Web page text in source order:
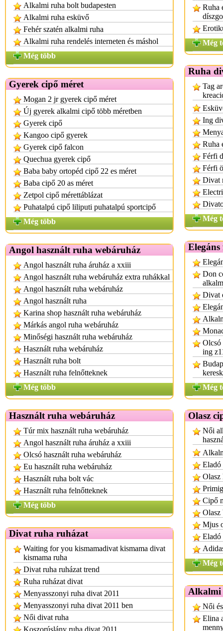
Alkalmi ruha bolt budapesten
Alkalmi ruha esküvő
Fehér szatén alkalmi ruha
Alkalmi ruha rendelés interneten és máshol
Még több
Gyerek cipő méret
Mogan 2 jr gyerek cipő méret
Új gyerek alkalmi cipő több méretben
Gyerek cipő
Kangoo cipő gyerek
Gyerek cipő falcon
Quechua gyerek cipő
Baba baby ortopéd cipő 22 es méret
Baba cipő 20 as méret
Zetpol cipő mérettáblázat
Puhatalpú cipő liliputi puhatalpú sportcipő
Még több
Angol használt ruha webáruház
Angol használt ruha áruház a xxiii
Angol használt ruha webáruház extra ruhákkal
Angol használt ruha webáruház
Angol használt ruha
Karina shop használt ruha webáruház
Márkás angol ruha webáruház
Minőségi használt ruha webáruház
Használt ruha webáruház
Használt ruha bolt
Használt ruha felnőtteknek
Még több
Használt ruha webáruház
Túr mix használt ruha webáruház
Angol használt ruha áruház a xxiii
Olcsó használt ruha webáruház
Eu használt ruha webáruház
Használt ruha bolt vác
Használt ruha felnőtteknek
Még több
Divat ruha ruházat
Waiting for you kismamadivat kismama divat
kismama ruha
Divat ruha ruházat trend
Ruha ruházat divat
Menyasszonyi ruha divat 2011
Menyasszonyi ruha divat 2011 ben
Női divat ruha
Koszorúslány ruha divat 2011
Ruha
Még
Ruha
Tag
Ing
Ruha
Férfi
Férfi
Divat
Még
Don
Divat
Olcsó
ing
Még
Olasz
Női
Eladó
Olasz
Cipő
Olasz
Mjus
Eladó
Még
Alkalmi
Női
Elina